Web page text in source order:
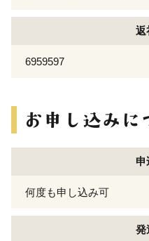
返
6959597
申
何度も申し込み可
発